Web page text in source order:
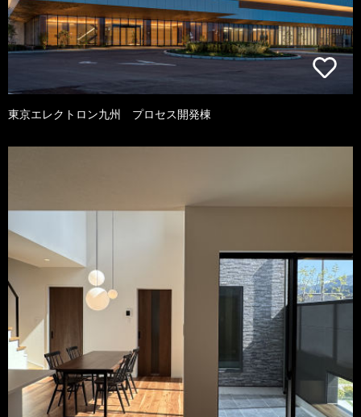
東京エレクトロン九州 プロセス開発棟